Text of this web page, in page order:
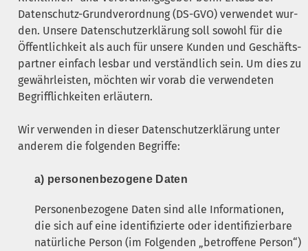
Daten­schutz-Grund­ver­ord­nung (DS-GVO) ver­wen­det wur­
den. Unse­re Daten­schutz­er­klä­rung soll sowohl für die
Öffent­lich­keit als auch für unse­re Kun­den und Geschäfts­
part­ner ein­fach les­bar und ver­ständ­lich sein. Um dies zu
gewähr­leis­ten, möch­ten wir vor­ab die ver­wen­de­ten
Begriff­lich­kei­ten erläutern.
Wir ver­wen­den in die­ser Daten­schutz­er­klä­rung unter
ande­rem die fol­gen­den Begriffe:
a) per­so­nen­be­zo­ge­ne Daten
Per­so­nen­be­zo­ge­ne Daten sind alle Infor­ma­tio­nen,
die sich auf eine iden­ti­fi­zier­te oder iden­ti­fi­zier­ba­re
natür­li­che Per­son (im Fol­gen­den „betrof­fe­ne Per­son“)